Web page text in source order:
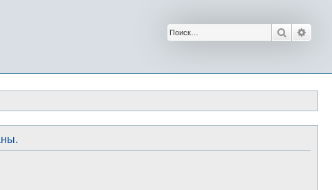
Поиск